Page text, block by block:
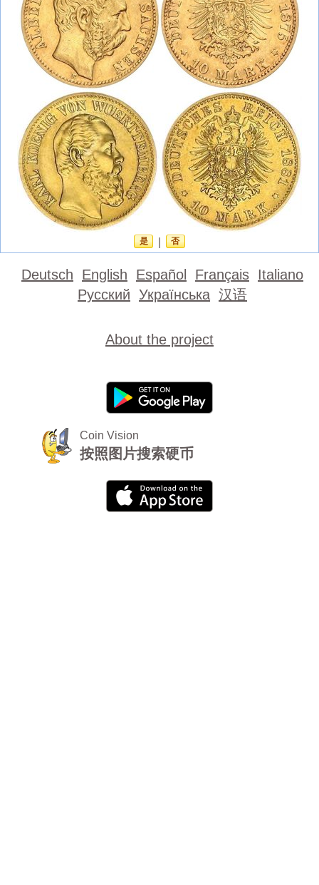
是 否
Deutsch English Español Français Italiano
Русский Українська 汉语
About the project
Coin Vision
按照图片搜索硬币